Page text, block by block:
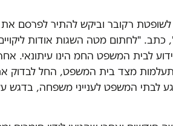
הארץ לשופטת רקובר וביקש להתיר לפרסם
כתב. "לחתום מטה השגות אודות
לבית המשפט החמ הינו עיתונאי.
מצד בית המשפט, החל לבדוק
לבתי המשפט לענייני משפחה, בדגש